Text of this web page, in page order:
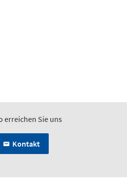
erreichen Sie uns
Kontakt